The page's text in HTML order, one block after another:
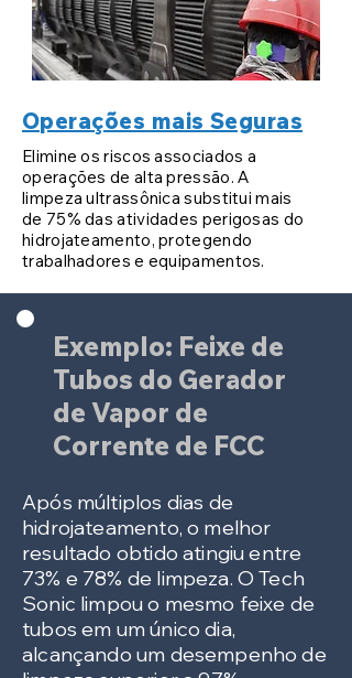
Operações mais Seguras
Elimine os riscos associados a
operações de alta pressão. A
limpeza ultrassônica substitui mais
de 75% das atividades perigosas do
hidrojateamento, protegendo
trabalhadores e equipamentos.
Exemplo: Feixe de
Tubos do Gerador
de Vapor de
Corrente de FCC
Após múltiplos dias de
hidrojateamento, o melhor
resultado obtido atingiu entre
73% e 78% de limpeza. O Tech
Sonic limpou o mesmo feixe de
tubos em um único dia,
alcançando um desempenho de